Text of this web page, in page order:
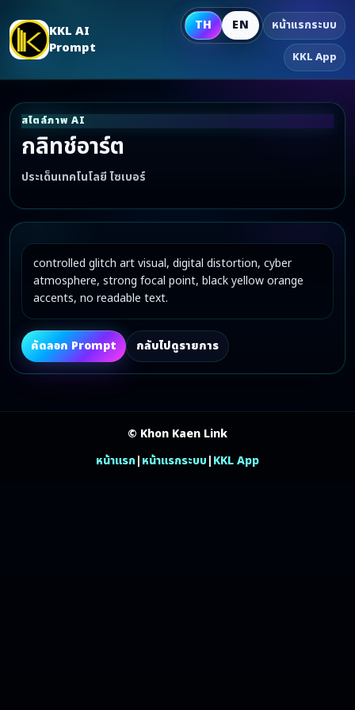
KKL AI
Prompt
TH EN หน้าแรกระบบ
KKL App
สไตล์ภาพ AI
กลิทช์อาร์ต
ประเด็นเทคโนโลยี ไซเบอร์
controlled glitch art visual, digital distortion, cyber
atmosphere, strong focal point, black yellow orange
accents, no readable text.
คัดลอก Prompt กลับไปดูรายการ
© Khon Kaen Link
หน้าแรก|หน้าแรกระบบ|KKL App